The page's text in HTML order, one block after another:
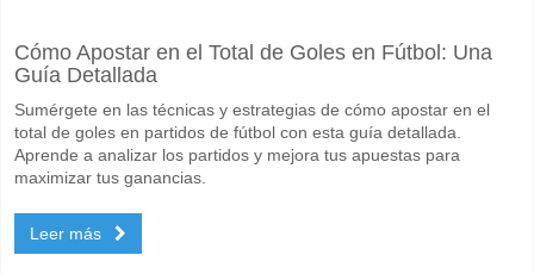
El partido entre Tre Penne v La Fiorita 12 May 2026 19:45.
Un Empate en el partido tiene una probabilidad de 36%.
Marcarán ambos equipos en el partido Tre Penne v La
No para Ambos Equipos Marcan, con un porcentaje de 62%.
Cuál es el pronóstico de resultado correcto para Tre
Cómo Apostar en el Total de Goles en Fútbol: Una
Guía Detallada
Sumérgete en las técnicas y estrategias de cómo apostar en el
total de goles en partidos de fútbol con esta guía detallada.
Aprende a analizar los partidos y mejora tus apuestas para
maximizar tus ganancias.
Leer más